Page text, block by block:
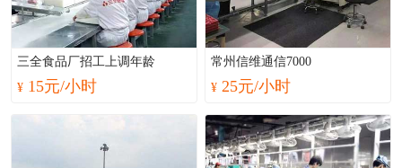
三全食品厂招工上调年龄
¥ 15元/小时
常州信维通信7000
¥ 25元/小时